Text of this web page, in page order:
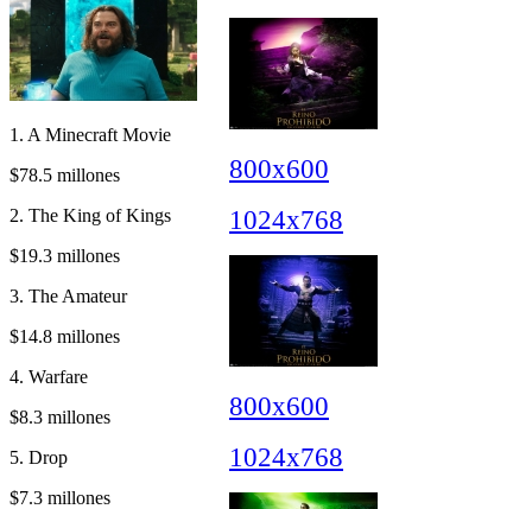
1. A Minecraft Movie
$78.5 millones
2. The King of Kings
$19.3 millones
3. The Amateur
$14.8 millones
4. Warfare
$8.3 millones
5. Drop
$7.3 millones
800x600
1024x768
800x600
1024x768